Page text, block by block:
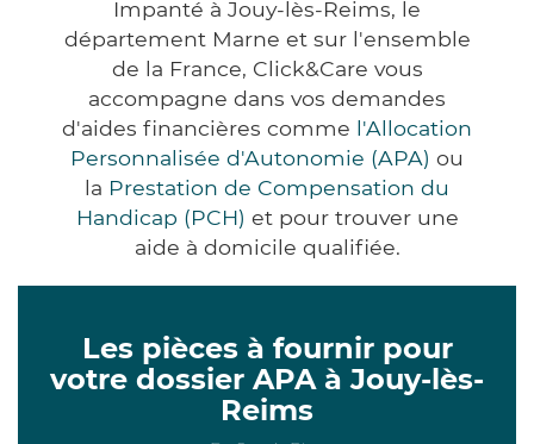
Impanté à Jouy-lès-Reims, le
département Marne et sur l'ensemble
de la France, Click&Care vous
accompagne dans vos demandes
d'aides financières comme l'Allocation
Personnalisée d'Autonomie (APA) ou
la Prestation de Compensation du
Handicap (PCH) et pour trouver une
aide à domicile qualifiée.
Les pièces à fournir pour
votre dossier APA à Jouy-lès-
Reims